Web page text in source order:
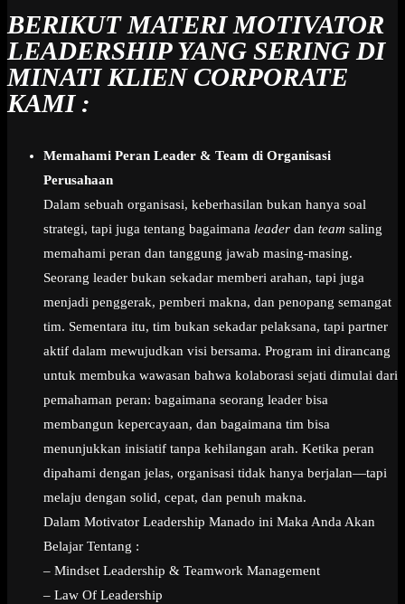
BERIKUT MATERI MOTIVATOR
LEADERSHIP YANG SERING DI
MINATI KLIEN CORPORATE
KAMI :
Memahami Peran Leader & Team di Organisasi
Perusahaan
Dalam sebuah organisasi, keberhasilan bukan hanya soal
strategi, tapi juga tentang bagaimana leader dan team saling
memahami peran dan tanggung jawab masing-masing.
Seorang leader bukan sekadar memberi arahan, tapi juga
menjadi penggerak, pemberi makna, dan penopang semangat
tim. Sementara itu, tim bukan sekadar pelaksana, tapi partner
aktif dalam mewujudkan visi bersama. Program ini dirancang
untuk membuka wawasan bahwa kolaborasi sejati dimulai dari
pemahaman peran: bagaimana seorang leader bisa
membangun kepercayaan, dan bagaimana tim bisa
menunjukkan inisiatif tanpa kehilangan arah. Ketika peran
dipahami dengan jelas, organisasi tidak hanya berjalan—tapi
melaju dengan solid, cepat, dan penuh makna.
Dalam Motivator Leadership Manado ini Maka Anda Akan
Belajar Tentang :
– Mindset Leadership & Teamwork Management
– Law Of Leadership